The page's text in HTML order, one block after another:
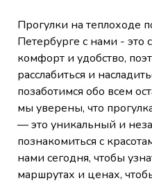
Прогулки на теплоходе
Петербурге с нами - это
комфорт и удобство,
расслабиться и
позаботимся обо всем
мы уверены, что
— это уникальный и
познакомиться с
нами сегодня, чтобы
маршрутах и ценах,